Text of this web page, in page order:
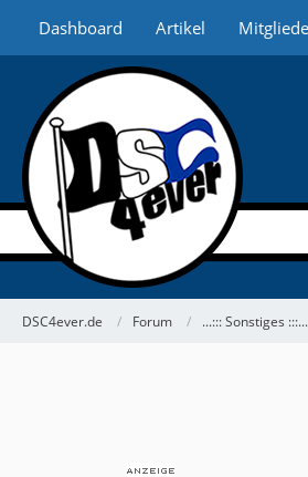
Dashboard Artikel
DSC4ever.de Forum ...::: Sonstiges :::...